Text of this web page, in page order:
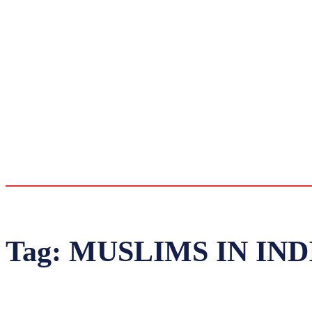
Tag: MUSLIMS IN